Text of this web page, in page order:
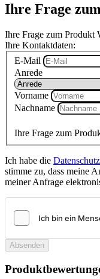
Ihre Frage
Ihre Frage zum Produkt
Ihre Kontaktdaten:
E-Mail
Anrede
Vorname
Nachname
Ihre Frage zum
Ich habe die
stimme zu, dass meine
meiner Anfrage
Absenden